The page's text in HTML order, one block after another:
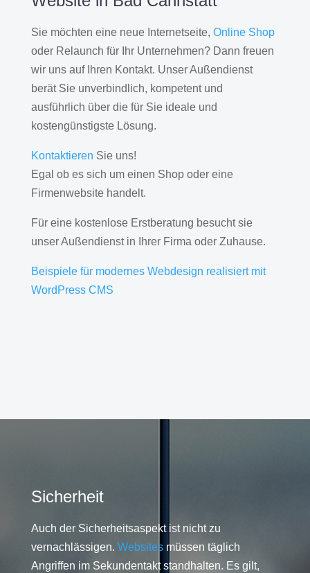
Sie möchten eine neue Internetseite, Online Shop
oder Relaunch für Ihr Unternehmen? Dann freuen
wir uns auf Ihren Kontakt. Unser Außendienst
berät Sie unverbindlich, kompetent und
ausführlich über die für Sie ideale und
kostengünstigste Lösung.
Kontaktieren Sie uns!
Egal ob es sich um einen Shop oder eine
Firmenwebsite handelt.
Für eine kostenlose Erstberatung besucht sie
unser Außendienst in Ihrer Firma oder Zuhause.
Beispiele für modernes Webdesign realisiert mit
WordPress CMS
Sicherheit
Auch der Sicherheitsaspekt ist nicht zu
vernachlässigen. Websitesmüssen täglich
Angriffen im Sekundentakt standhalten. Es gilt,